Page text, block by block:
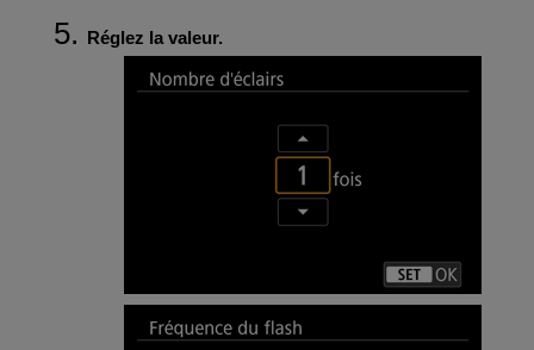
Réglez la valeur.